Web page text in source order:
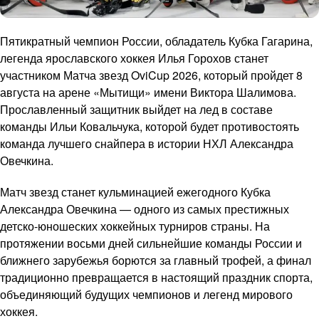
Пятикратный чемпион России, обладатель Кубка Гагарина,
легенда ярославского хоккея Илья Горохов станет
участником Матча звезд OviCup 2026, который пройдет 8
августа на арене «Мытищи» имени Виктора Шалимова.
Прославленный защитник выйдет на лед в составе
команды Ильи Ковальчука, которой будет противостоять
команда лучшего снайпера в истории НХЛ Александра
Овечкина.
Матч звезд станет кульминацией ежегодного Кубка
Александра Овечкина — одного из самых престижных
детско-юношеских хоккейных турниров страны. На
протяжении восьми дней сильнейшие команды России и
ближнего зарубежья борются за главный трофей, а финал
традиционно превращается в настоящий праздник спорта,
объединяющий будущих чемпионов и легенд мирового
хоккея.